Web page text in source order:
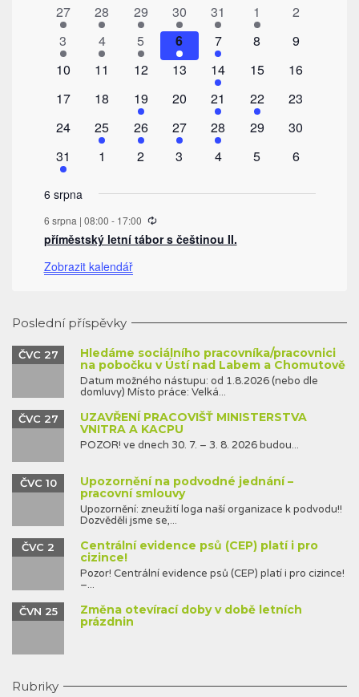
Akce
1
akce
27
1
akce
28
1
akce
29
1
akce
30
1
akce
31
1
akce
1
0
2
1
akce
3
1
akce
4
1
akce
5
1
akce
6
1
akce
7
0
8
0
9
0
10
0
11
0
12
0
13
1
akce
14
0
15
0
16
0
17
0
18
2
akce
19
0
20
1
akce
21
1
akce
22
0
23
0
24
1
akce
25
1
akce
26
1
akce
27
1
akce
28
0
29
0
30
1
akce
31
0
1
0
2
0
3
0
4
0
5
0
6
6 srpna
6 srpna | 08:00 - 17:00
příměstský letní tábor s češtinou II.
Zobrazit kalendář
Poslední příspěvky
Hledáme sociálního pracovníka/pracovnici
na pobočku v Ústí nad Labem a Chomutově
ČVC 27
Datum možného nástupu: od 1.8.2026 (nebo dle
domluvy) Místo práce: Velká...
UZAVŘENÍ PRACOVIŠŤ MINISTERSTVA
VNITRA A KACPU
ČVC 27
POZOR! ve dnech 30. 7. – 3. 8. 2026 budou...
Upozornění na podvodné jednání –
pracovní smlouvy
ČVC 10
Upozornění: zneužití loga naší organizace k podvodu!!
Dozvěděli jsme se,...
Centrální evidence psů (CEP) platí i pro
cizince!
ČVC 2
Pozor! Centrální evidence psů (CEP) platí i pro cizince!
–...
Změna otevírací doby v době letních
prázdnin
ČVN 25
Rubriky